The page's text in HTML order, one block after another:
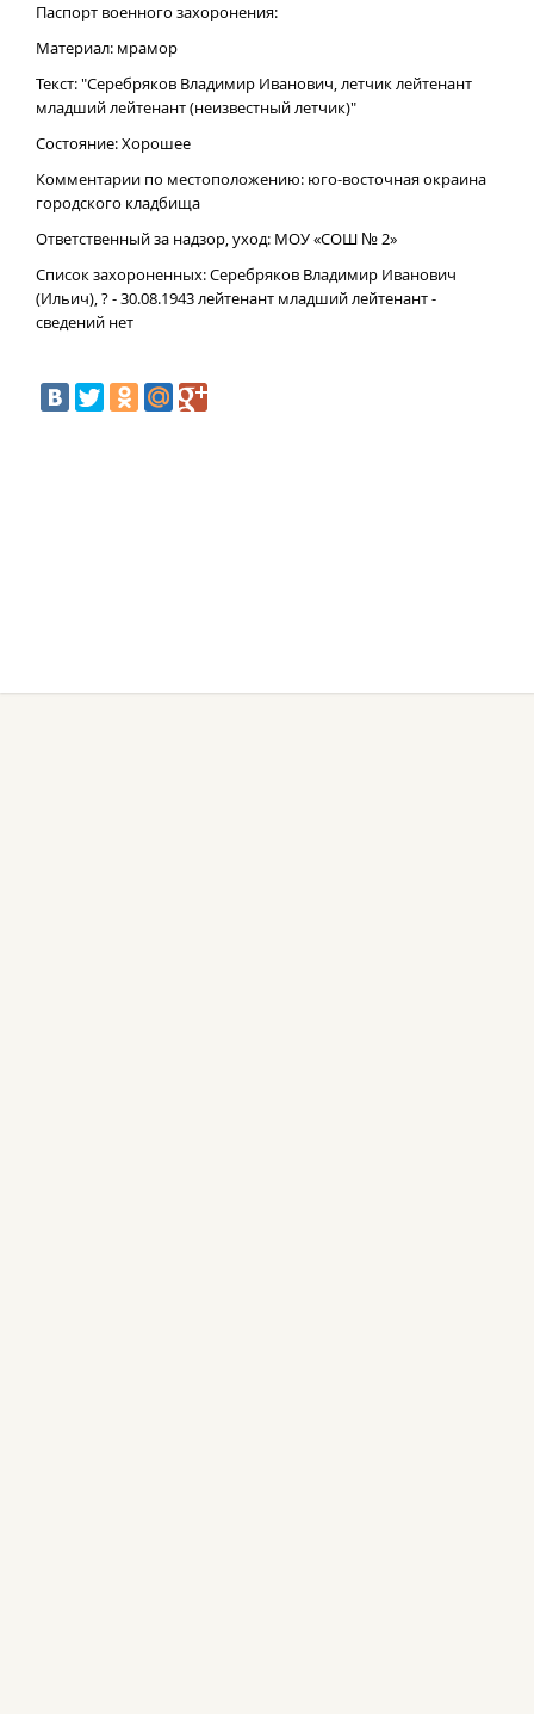
Паспорт военного захоронения:
Материал: мрамор
Текст: "Серебряков Владимир Иванович, летчик лейтенант
младший лейтенант (неизвестный летчик)"
Состояние: Хорошее
Комментарии по местоположению: юго-восточная окраина
городского кладбища
Ответственный за надзор, уход: МОУ «СОШ № 2»
Список захороненных: Серебряков Владимир Иванович
(Ильич), ? - 30.08.1943 лейтенант младший лейтенант -
сведений нет